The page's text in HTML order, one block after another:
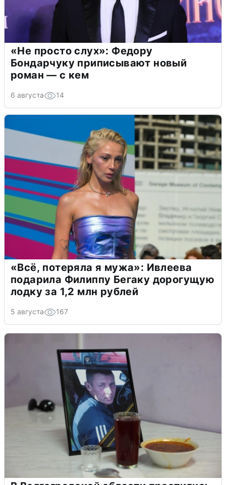
«Не просто слух»: Федору
Бондарчуку приписывают новый
роман — с кем
6 августа 14
«Всё, потеряла я мужа»: Ивлеева
подарила Филиппу Бегаку дорогущую
лодку за 1,2 млн рублей
5 августа 167